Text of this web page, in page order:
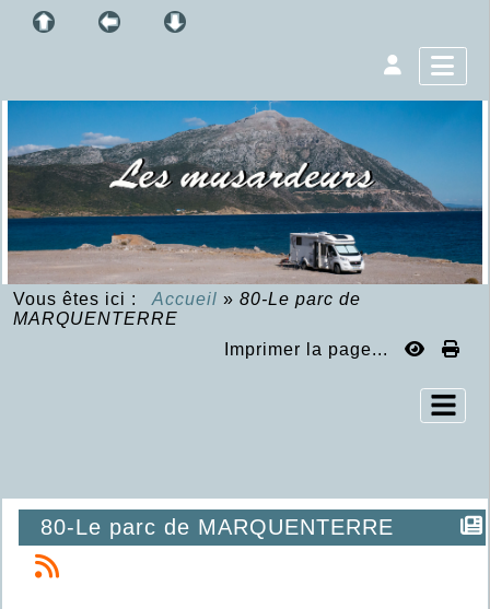
Vous êtes ici : Accueil » 80-Le parc de
MARQUENTERRE
Imprimer la page...
80-Le parc de MARQUENTERRE